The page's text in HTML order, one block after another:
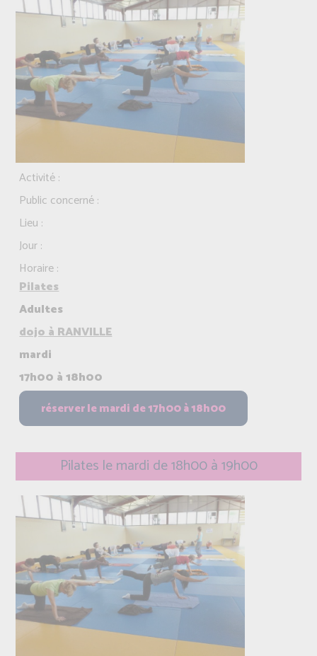
Activité :
Public concerné :
Lieu :
Jour :
Horaire :
Pilates
Adultes
dojo à RANVILLE
mardi
17h00 à 18h00
Pilates le mardi de 18h00 à 19h00